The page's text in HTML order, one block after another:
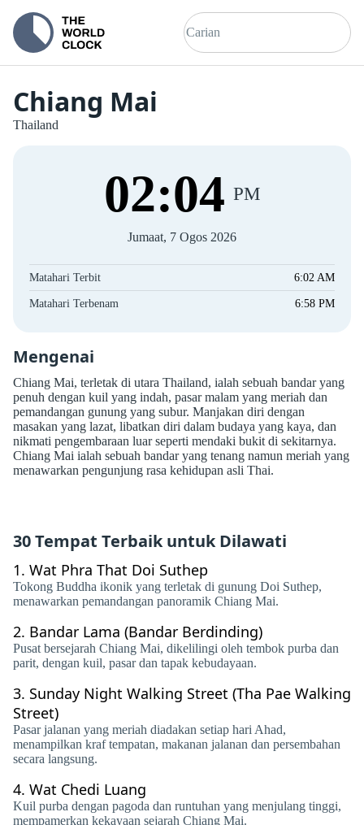
Chiang Mai
Thailand
02:04 PM
Jumaat, 7 Ogos 2026
Matahari Terbit 6:02 AM
Matahari Terbenam 6:58 PM
Mengenai
Chiang Mai, terletak di utara Thailand, ialah sebuah bandar yang
penuh dengan kuil yang indah, pasar malam yang meriah dan
pemandangan gunung yang subur. Manjakan diri dengan
masakan yang lazat, libatkan diri dalam budaya yang kaya, dan
nikmati pengembaraan luar seperti mendaki bukit di sekitarnya.
Chiang Mai ialah sebuah bandar yang tenang namun meriah yang
menawarkan pengunjung rasa kehidupan asli Thai.
30 Tempat Terbaik untuk Dilawati
1. Wat Phra That Doi Suthep
Tokong Buddha ikonik yang terletak di gunung Doi Suthep,
menawarkan pemandangan panoramik Chiang Mai.
2. Bandar Lama (Bandar Berdinding)
Pusat bersejarah Chiang Mai, dikelilingi oleh tembok purba dan
parit, dengan kuil, pasar dan tapak kebudayaan.
3. Sunday Night Walking Street (Tha Pae Walking
Street)
Pasar jalanan yang meriah diadakan setiap hari Ahad,
menampilkan kraf tempatan, makanan jalanan dan persembahan
secara langsung.
4. Wat Chedi Luang
Kuil purba dengan pagoda dan runtuhan yang menjulang tinggi,
mempamerkan kekayaan sejarah Chiang Mai.